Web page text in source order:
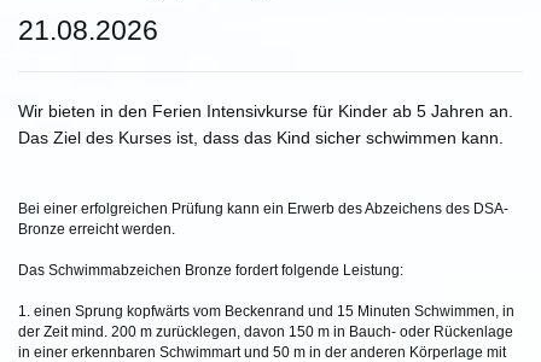
21.08.2026
Wir bieten in den Ferien Intensivkurse für Kinder ab 5 Jahren an.
Das Ziel des Kurses ist, dass das Kind sicher schwimmen kann.
Bei einer erfolgreichen Prüfung kann ein Erwerb des Abzeichens des DSA-
Bronze erreicht werden.
Das Schwimmabzeichen Bronze fordert folgende Leistung:
1. einen Sprung kopfwärts vom Beckenrand und 15 Minuten Schwimmen, in
der Zeit mind. 200 m zurücklegen, davon 150 m in Bauch- oder Rückenlage
in einer erkennbaren Schwimmart und 50 m in der anderen Körperlage mit